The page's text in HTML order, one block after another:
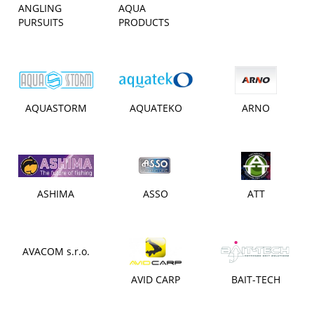
ANGLING
PURSUITS
AQUA
PRODUCTS
AQUASTORM AQUATEKO ARNO
ASHIMA ASSO ATT
AVACOM s.r.o.
AVID CARP BAIT-TECH